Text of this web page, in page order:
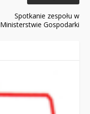
Spotkanie zespołu w
Ministerstwie Gospodarki